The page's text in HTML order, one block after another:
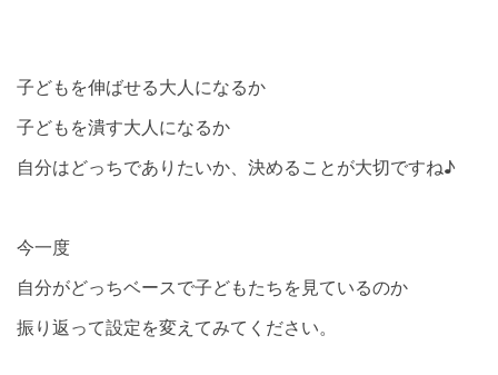
子どもを伸ばせる大人になるか
子どもを潰す大人になるか
自分はどっちでありたいか、決めることが大切ですね♪
今一度
自分がどっちベースで子どもたちを見ているのか
振り返って設定を変えてみてください。